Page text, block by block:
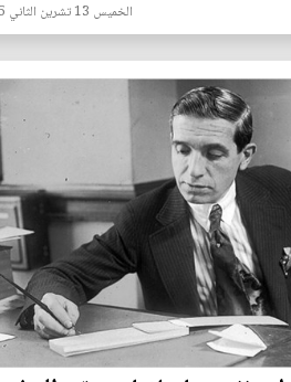
الخميس 13 تشرين الثاني 2025